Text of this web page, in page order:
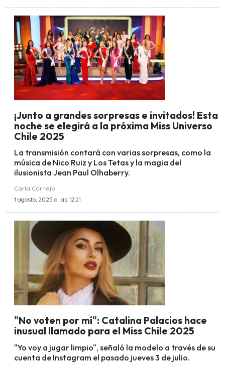
¡Junto a grandes sorpresas e invitados! Esta
noche se elegirá a la próxima Miss Universo
Chile 2025
La transmisión contará con varias sorpresas, como la
música de Nico Ruiz y Los Tetas y la magia del
ilusionista Jean Paul Olhaberry.
Carla Cornejo
1 agosto, 2025 a las 12:21
"No voten por mí": Catalina Palacios hace
inusual llamado para el Miss Chile 2025
"Yo voy a jugar limpio", señaló la modelo a través de su
cuenta de Instagram el pasado jueves 3 de julio.